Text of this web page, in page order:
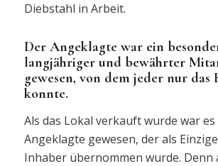
Diebstahl in Arbeit.
Der Angeklagte war ein
langjähriger und bewährter
gewesen, von dem jeder nur das
konnte.
Als das Lokal verkauft wurde war es
Angeklagte gewesen, der als
Inhaber übernommen wurde. Denn